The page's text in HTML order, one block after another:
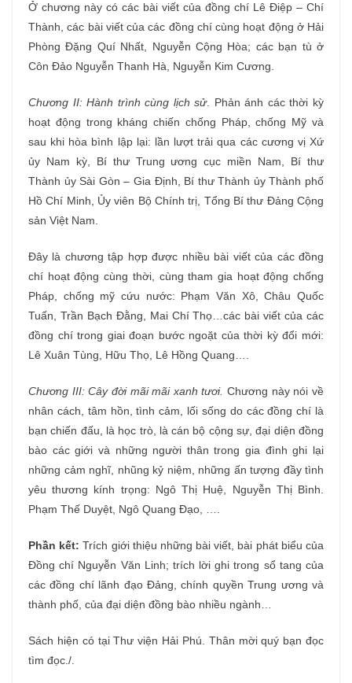
Ở chương này có các bài viết của đồng chí Lê Điệp – Chí
Thành, các bài viết của các đồng chí cùng hoạt động ở Hải
Phòng Đặng Quí Nhất, Nguyễn Cộng Hòa; các bạn tù ở
Côn Đảo Nguyễn Thanh Hà, Nguyễn Kim Cương.
Chương II: Hành trình cùng lịch sử. Phản ánh các thời kỳ
hoạt động trong kháng chiến chống Pháp, chống Mỹ và
sau khi hòa bình lập lại: lần lượt trải qua các cương vị Xứ
ủy Nam kỳ, Bí thư Trung ương cục miền Nam, Bí thư
Thành ủy Sài Gòn – Gia Định, Bí thư Thành ủy Thành phố
Hồ Chí Minh, Ủy viên Bộ Chính trị, Tổng Bí thư Đảng Cộng
sản Việt Nam.
Đây là chương tập hợp được nhiều bài viết của các đồng
chí hoạt động cùng thời, cùng tham gia hoạt động chống
Pháp, chống mỹ cứu nước: Phạm Văn Xô, Châu Quốc
Tuấn, Trần Bạch Đằng, Mai Chí Thọ…các bài viết của các
đồng chí trong giai đoạn bước ngoặt của thời kỳ đổi mới:
Lê Xuân Tùng, Hữu Thọ, Lê Hồng Quang….
Chương III: Cây đời mãi mãi xanh tươi. Chương này nói về
nhân cách, tâm hồn, tình cảm, lối sống do các đồng chí là
bạn chiến đấu, là học trò, là cán bộ cộng sự, đại diện đồng
bào các giới và những người thân trong gia đình ghi lại
những cảm nghĩ, nhũng kỷ niệm, những ấn tượng đầy tình
yêu thương kính trọng: Ngô Thị Huệ, Nguyễn Thị Bình.
Phạm Thế Duyệt, Ngô Quang Đạo, ….
Phần kết: Trích giới thiệu những bài viết, bài phát biểu của
Đồng chí Nguyễn Văn Linh; trích lời ghi trong sổ tang của
các đồng chí lãnh đạo Đảng, chính quyền Trung ương và
thành phố, của đại diện đồng bào nhiều ngành…
Sách hiện có tại Thư viện Hải Phú. Thân mời quý bạn đọc
tìm đọc./.